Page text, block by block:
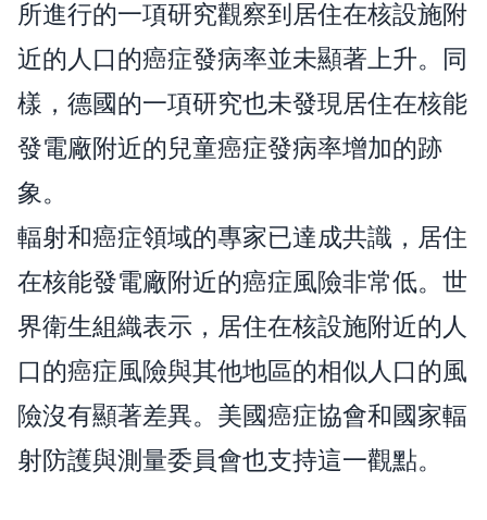
所進行的一項研究觀察到居住在核設施附
近的人口的癌症發病率並未顯著上升。同
樣，德國的一項研究也未發現居住在核能
發電廠附近的兒童癌症發病率增加的跡
象。
輻射和癌症領域的專家已達成共識，居住
在核能發電廠附近的癌症風險非常低。世
界衛生組織表示，居住在核設施附近的人
口的癌症風險與其他地區的相似人口的風
險沒有顯著差異。美國癌症協會和國家輻
射防護與測量委員會也支持這一觀點。